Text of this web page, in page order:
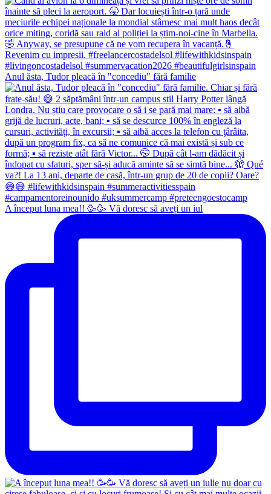
Anul ăsta, Tudor pleacă în "concediu" fără familie
A început luna mea!! 🥳🥳 Vă doresc să aveți un iul